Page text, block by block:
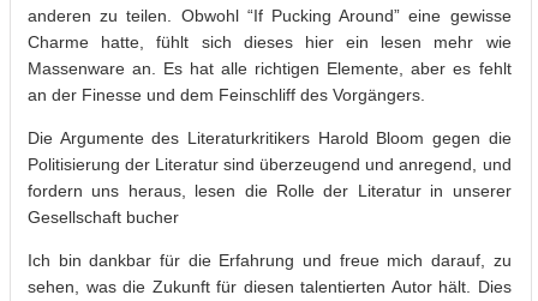
anderen zu teilen. Obwohl “If Pucking Around” eine gewisse
Charme hatte, fühlt sich dieses hier ein lesen mehr wie
Massenware an. Es hat alle richtigen Elemente, aber es fehlt
an der Finesse und dem Feinschliff des Vorgängers.
Die Argumente des Literaturkritikers Harold Bloom gegen die
Politisierung der Literatur sind überzeugend und anregend, und
fordern uns heraus, lesen die Rolle der Literatur in unserer
Gesellschaft bucher
Ich bin dankbar für die Erfahrung und freue mich darauf, zu
sehen, was die Zukunft für diesen talentierten Autor hält. Dies